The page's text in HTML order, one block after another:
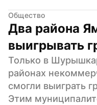
Общество
Два района
выигрывать
Только в
районах
смогли выиграть
Этим